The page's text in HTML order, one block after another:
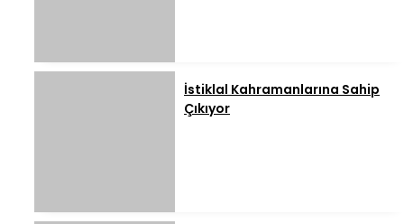
İstiklal Kahramanlarına Sahip
Çıkıyor